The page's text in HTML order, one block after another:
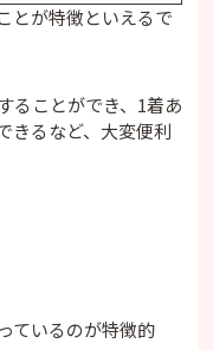
とが特徴といえるで
ることができ、1着あ
きるなど、大変便利
ているのが特徴的